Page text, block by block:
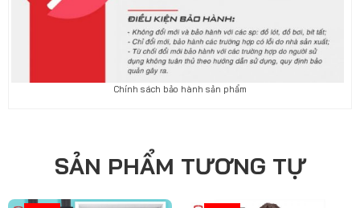
Chính sách bảo hành sản phẩm
SẢN PHẨM TƯƠNG TỰ